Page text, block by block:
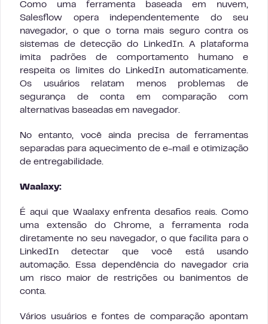
Como uma ferramenta baseada em nuvem,
Salesflow opera independentemente do seu
navegador, o que o torna mais seguro contra os
sistemas de detecção do LinkedIn. A plataforma
imita padrões de comportamento humano e
respeita os limites do LinkedIn automaticamente.
Os usuários relatam menos problemas de
segurança de conta em comparação com
alternativas baseadas em navegador.
No entanto, você ainda precisa de ferramentas
separadas para aquecimento de e-mail e otimização
de entregabilidade.
Waalaxy:
É aqui que Waalaxy enfrenta desafios reais. Como
uma extensão do Chrome, a ferramenta roda
diretamente no seu navegador, o que facilita para o
LinkedIn detectar que você está usando
automação. Essa dependência do navegador cria
um risco maior de restrições ou banimentos de
conta.
Vários usuários e fontes de comparação apontam